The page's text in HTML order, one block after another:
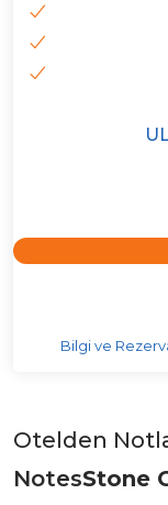
Bilgi ve
Otelden
NotesStone